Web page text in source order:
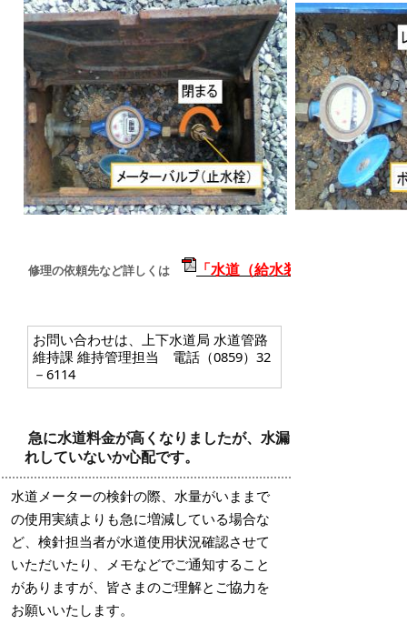
修理の依頼先など詳しくは 「水道（給水装置）の修理依頼
お問い合わせは、上下水道局 水道管路
維持課 維持管理担当 電話（0859）32
－6114
急に水道料金が高くなりましたが、水漏
れしていないか心配です。
水道メーターの検針の際、水量がいままで
の使用実績よりも急に増減している場合な
ど、検針担当者が水道使用状況確認させて
いただいたり、メモなどでご通知すること
がありますが、皆さまのご理解とご協力を
お願いいたします。